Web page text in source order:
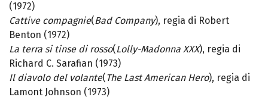
(1972)
Cattive compagnie(Bad Company), regia di Robert
Benton (1972)
La terra si tinse di rosso(Lolly-Madonna XXX), regia di
Richard C. Sarafian (1973)
Il diavolo del volante( The Last American Hero), regia di
Lamont Johnson (1973)